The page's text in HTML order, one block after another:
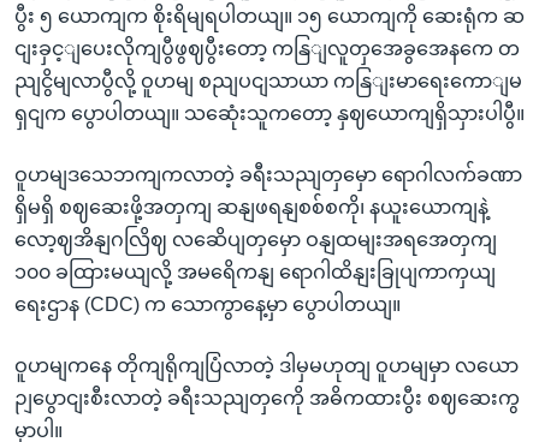
ပွီး ၅ ယောကျက စိုးရိမျရပါတယျ။ ၁၅ ယောကျကို ဆေးရုံက ဆ
ငျးခှင့ျပေးလိုကျပွီဖွဈပွီးတော့ ကနြျလူတှအေခွအေနကေ တ
ညျငွိမျလာပွီလို့ ဝူဟမျ စညျပငျသာယာ ကနြျးမာရေးကောျမ
ရှငျက ပွောပါတယျ။ သဆေုံးသူကတော့ နှဈယောကျရှိသှားပါပွီ။
ဝူဟမျဒသေဘကျကလာတဲ့ ခရီးသညျတှမှော ရောဂါလက်ခဏာ
ရှိမရှိ စဈဆေးဖို့အတှကျ ဆနျဖရနျစစ်စကို၊ နယူးယောကျနဲ့
လော့ဈအိနျဂလြိဈ လဆေိပျတှမှော ဝနျထမျးအရအေတှကျ
၁၀၀ ခထြားမယျလို့ အမရေိကနျ ရောဂါထိနျးခြုပျကာကှယျ
ရေးဌာန (CDC) က သောကွာနေ့မှာ ပွောပါတယျ။
ဝူဟမျကနေ တိုကျရိုကျပြံလာတဲ့ ဒါမှမဟုတျ ဝူဟမျမှာ လယော
ဉျပွောငျးစီးလာတဲ့ ခရီးသညျတှကေို အဓိကထားပွီး စဈဆေးကွ
မှာပါ။